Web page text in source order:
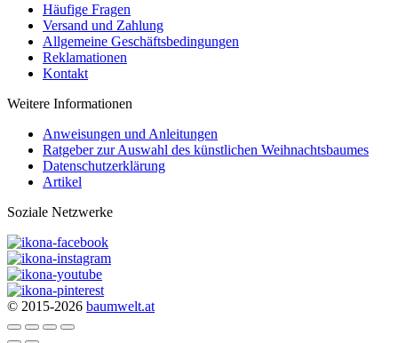
Häufige Fragen
Versand und Zahlung
Allgemeine Geschäftsbedingungen
Reklamationen
Kontakt
Weitere Informationen
Anweisungen und Anleitungen
Ratgeber zur Auswahl des künstlichen Weihnachtsbaumes
Datenschutzerklärung
Artikel
Soziale Netzwerke
© 2015-2026 baumwelt.at